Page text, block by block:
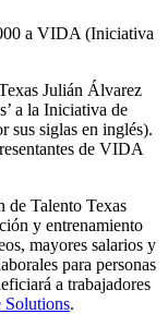
a VIDA (Iniciativa
Julián Álvarez
a la Iniciativa de
sus siglas en inglés).
de VIDA
Talento Texas
y entrenamiento
mayores salarios y
para personas
a trabajadores
Solutions.